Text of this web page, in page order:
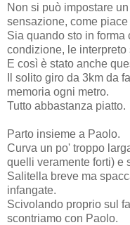
Non si può impostare
sensazione, come piace
Sia quando sto in forma
condizione, le interpreto
E così è stato anche
Il solito giro da 3km da
memoria ogni metro.
Tutto abbastanza piatto.
Parto insieme a Paolo.
Curva un po' troppo
quelli veramente forti) e
Salitella breve ma
infangate.
Scivolando proprio sul
scontriamo con Paolo.